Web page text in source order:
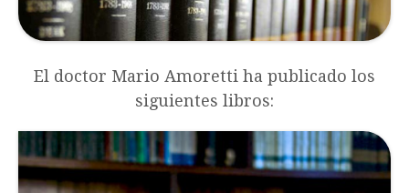
El doctor Mario Amoretti ha publicado los
siguientes libros: